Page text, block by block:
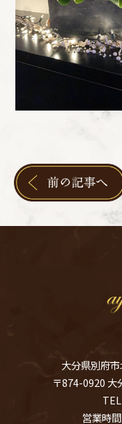
大分県別府
〒874-0920 大
営業時